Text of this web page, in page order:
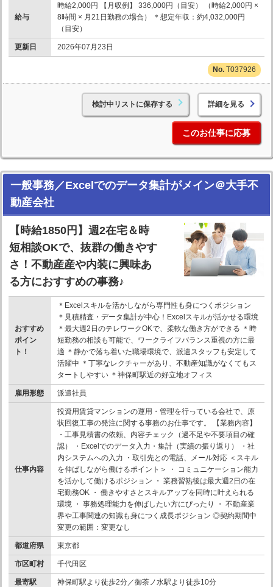
給与
時給2,000円 【月収例】 336,000円（目安） （時給2,000円 ×
8時間 × 月21日勤務の場合） ＊想定年収：約4,032,000円
（目安）
更新日 2026年07月23日
T037926
検討中リストに保存する 詳細を見る
このお仕事に応募
一般事務／Excelでのデータ集計がメイン＠大手不
動産会社
【時給1850円】週2在宅＆時
短相談OKで、抜群の働きやす
さ！不動産産や内装に興味あ
る方におすすめの事務♪
おすすめ
ポイン
ト！
＊Excelスキルを活かしながら専門性も身につくポジション
＊見積精査・データ集計が中心！Excelスキルが活かせる環境
＊最大週2日のテレワークOKで、柔軟な働き方ができる ＊時
短勤務の相談も可能で、ワークライフバランス重視の方に最
適 ＊静かで落ち着いた職場環境で、派遣スタッフも安定して
活躍中 ＊丁寧なレクチャーがあり、不動産知識がなくてもス
タートしやすい ＊神保町駅近の好立地オフィス
雇用形態 派遣社員
仕事内容
投資用賃貸マンションの運用・管理を行っている会社で、原
状回復工事の発注に関する事務のお仕事です。 【業務内容】
・工事見積書の依頼、内容チェック（過不足や不要項目の確
認） ・Excelでのデータ入力・集計（実績の振り返り） ・社
内システムへの入力 ・取引先との電話、メール対応 ＜スキル
を伸ばしながら働けるポイント＞ ・ コミュニケーション能力
を活かして働けるポジション ・ 業務習熟後は最大週2日の在
宅勤務OK ・ 働きやすさとスキルアップを同時に叶えられる
環境 ・ 事務処理能力を伸ばしたい方にぴったり ・ 不動産業
界や工事関連の知識も身につく成長ポジション ◎契約期間中
変更の範囲：変更なし
都道府県 東京都
市区町村 千代田区
最寄駅 神保町駅より徒歩2分／御茶ノ水駅より徒歩10分